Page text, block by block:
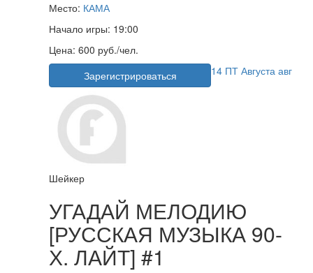
Место: КАМА
Начало игры: 19:00
Цена: 600 руб./чел.
Зарегистрироваться
14 ПТ Августа авг
Шейкер
УГАДАЙ МЕЛОДИЮ
[РУССКАЯ МУЗЫКА 90-
Х. ЛАЙТ] #1